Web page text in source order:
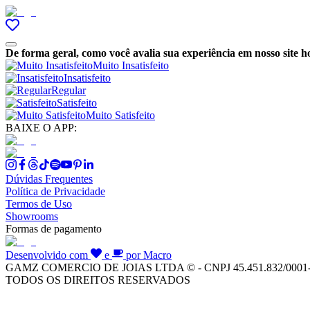
De forma geral, como você avalia sua experiência em nosso site
Muito Insatisfeito
Insatisfeito
Regular
Satisfeito
Muito Satisfeito
BAIXE O APP:
Dúvidas Frequentes
Política de Privacidade
Termos de Uso
Showrooms
Formas de pagamento
Desenvolvido com e
por Macro
GAMZ COMERCIO DE JOIAS LTDA © - CNPJ 45.451.832/
TODOS OS DIREITOS RESERVADOS